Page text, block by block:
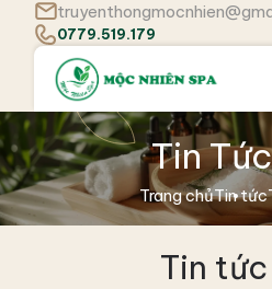
0779.519.179
Tin
Trang chủTin tức
Tin